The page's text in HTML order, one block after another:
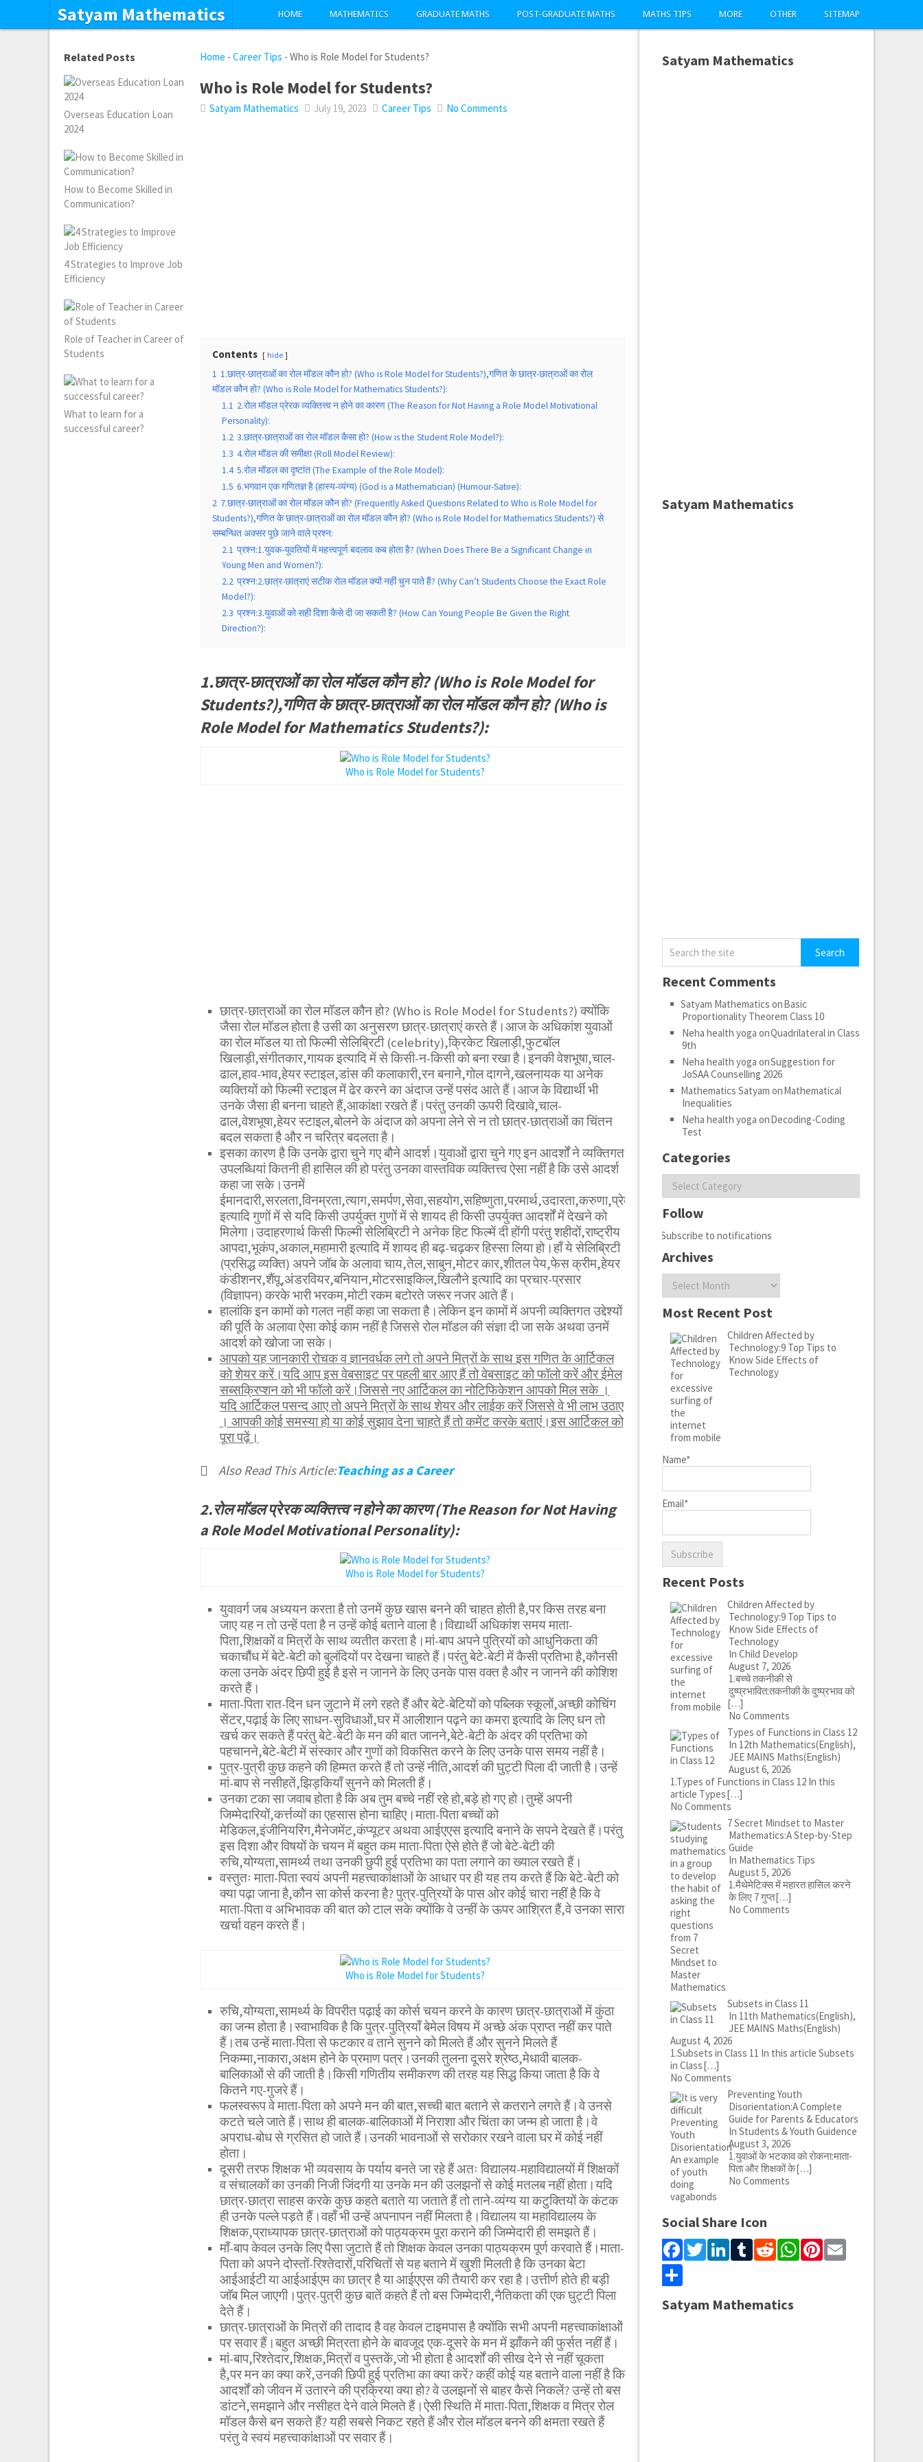
Satyam Mathematics HOME MATHEMATICS GRADUATE MATHS POST-GRADUATE MATHS MATHS TIPS MORE OTHER SITEMAP
Home -Career Tips -Who is Role Model for Students?
Who is Role Model for Students?
Satyam Mathematics July 19, 2023 Career Tips No Comments
Contents hide
1 1.छात्र-छात्राओं का रोल मॉडल कौन हो? (Who is Role Model for Students?),गणित के छात्र-छात्राओं का रोल
मॉडल कौन हो? (Who is Role Model for Mathematics Students?):
1.1 2.रोल माॅडल प्रेरक व्यक्तित्त्व न होने का कारण (The Reason for Not Having a Role Model Motivational
Personality):
1.2 3.छात्र-छात्राओं का रोल मॉडल कैसा हो? (How is the Student Role Model?):
1.3 4.रोल मॉडल की समीक्षा (Roll Model Review):
1.4 5.रोल मॉडल का दृष्टांत (The Example of the Role Model):
1.5 6.भगवान एक गणितज्ञ है (हास्य-व्यंग्य) (God is a Mathematician) (Humour-Satire):
2 7.छात्र-छात्राओं का रोल मॉडल कौन हो? (Frequently Asked Questions Related to Who is Role Model for
Students?),गणित के छात्र-छात्राओं का रोल मॉडल कौन हो? (Who is Role Model for Mathematics Students?) से
सम्बन्धित अक्सर पूछे जाने वाले प्रश्न:
2.1 प्रश्न:1.युवक-युवतियों में महत्त्वपूर्ण बदलाव कब होता है? (When Does There Be a Significant Change in
Young Men and Women?):
2.2 प्रश्न:2.छात्र-छात्राएं सटीक रोल मॉडल क्यों नहीं चुन पाते हैं? (Why Can’t Students Choose the Exact Role
Model?):
2.3 प्रश्न:3.युवाओं को सही दिशा कैसे दी जा सकती है? (How Can Young People Be Given the Right
Direction?):
1.छात्र-छात्राओं का रोल मॉडल कौन हो? (Who is Role Model for
Students?),गणित के छात्र-छात्राओं का रोल मॉडल कौन हो? (Who is
Role Model for Mathematics Students?):
Who is Role Model for Students?
छात्र-छात्राओं का रोल मॉडल कौन हो? (Who is Role Model for Students?) क्योंकि
जैसा रोल मॉडल होता है उसी का अनुसरण छात्र-छात्राएं करते हैं।आज के अधिकांश युवाओं
का रोल मॉडल या तो फिल्मी सेलिब्रिटी (celebrity),क्रिकेट खिलाड़ी,फुटबॉल
खिलाड़ी,संगीतकार,गायक इत्यादि में से किसी-न-किसी को बना रखा है।इनकी वेशभूषा,चाल-
ढाल,हाव-भाव,हेयर स्टाइल,डांस की कलाकारी,रन बनाने,गोल दागने,खलनायक या अनेक
व्यक्तियों को फिल्मी स्टाइल में ढेर करने का अंदाज उन्हें पसंद आते हैं।आज के विद्यार्थी भी
उनके जैसा ही बनना चाहते हैं,आकांक्षा रखते हैं।परंतु उनकी ऊपरी दिखावे,चाल-
ढाल,वेशभूषा,हेयर स्टाइल,बोलने के अंदाज को अपना लेने से न तो छात्र-छात्राओं का चिंतन
बदल सकता है और न चरित्र बदलता है।
इसका कारण है कि उनके द्वारा चुने गए बौने आदर्श।युवाओं द्वारा चुने गए इन आदर्शों ने व्यक्तिगत
उपलब्धियां कितनी ही हासिल की हो परंतु उनका वास्तविक व्यक्तित्त्व ऐसा नहीं है कि उसे आदर्श
कहा जा सके।उनमें
ईमानदारी,सरलता,विनम्रता,त्याग,समर्पण,सेवा,सहयोग,सहिष्णुता,परमार्थ,उदारता,करुणा,प्रेम,दया
इत्यादि गुणों में से यदि किसी उपर्युक्त गुणों में से शायद ही किसी उपर्युक्त आदर्शों में देखने को
मिलेगा।उदाहरणार्थ किसी फिल्मी सेलिब्रिटी ने अनेक हिट फिल्में दी होंगी परंतु शहीदों,राष्ट्रीय
आपदा,भूकंप,अकाल,महामारी इत्यादि में शायद ही बढ़-चढ़कर हिस्सा लिया हो।हाँ ये सेलिब्रिटी
(प्रसिद्ध व्यक्ति) अपने जॉब के अलावा चाय,तेल,साबुन,मोटर कार,शीतल पेय,फेस क्रीम,हेयर
कंडीशनर,शैंपू,अंडरवियर,बनियान,मोटरसाइकिल,खिलौने इत्यादि का प्रचार-प्रसार
(विज्ञापन) करके भारी भरकम,मोटी रकम बटोरते जरूर नजर आते हैं।
हालांकि इन कामों को गलत नहीं कहा जा सकता है।लेकिन इन कामों में अपनी व्यक्तिगत उद्देश्यों
की पूर्ति के अलावा ऐसा कोई काम नहीं है जिससे रोल मॉडल की संज्ञा दी जा सके अथवा उनमें
आदर्श को खोजा जा सके।
आपको यह जानकारी रोचक व ज्ञानवर्धक लगे तो अपने मित्रों के साथ इस गणित के आर्टिकल
को शेयर करें।यदि आप इस वेबसाइट पर पहली बार आए हैं तो वेबसाइट को फॉलो करें और ईमेल
सब्सक्रिप्शन को भी फॉलो करें।जिससे नए आर्टिकल का नोटिफिकेशन आपको मिल सके ।
यदि आर्टिकल पसन्द आए तो अपने मित्रों के साथ शेयर और लाईक करें जिससे वे भी लाभ उठाए
। आपकी कोई समस्या हो या कोई सुझाव देना चाहते हैं तो कमेंट करके बताएं।इस आर्टिकल को
पूरा पढ़ें।
Also Read This Article:Teaching as a Career
2.रोल माॅडल प्रेरक व्यक्तित्त्व न होने का कारण (The Reason for Not Having
a Role Model Motivational Personality):
Who is Role Model for Students?
युवावर्ग जब अध्ययन करता है तो उनमें कुछ खास बनने की चाहत होती है,पर किस तरह बना
जाए यह न तो उन्हें पता है न उन्हें कोई बताने वाला है।विद्यार्थी अधिकांश समय माता-
पिता,शिक्षकों व मित्रों के साथ व्यतीत करता है।मां-बाप अपने पुत्रियों को आधुनिकता की
चकाचौंध में बेटे-बेटी को बुलंदियों पर देखना चाहते हैं।परंतु बेटे-बेटी में कैसी प्रतिभा है,कौनसी
कला उनके अंदर छिपी हुई है इसे न जानने के लिए उनके पास वक्त है और न जानने की कोशिश
करते हैं।
माता-पिता रात-दिन धन जुटाने में लगे रहते हैं और बेटे-बेटियों को पब्लिक स्कूलों,अच्छी कोचिंग
सेंटर,पढ़ाई के लिए साधन-सुविधाओं,घर में आलीशान पढ़ने का कमरा इत्यादि के लिए धन तो
खर्च कर सकते हैं परंतु बेटे-बेटी के मन की बात जानने,बेटे-बेटी के अंदर की प्रतिभा को
पहचानने,बेटे-बेटी में संस्कार और गुणों को विकसित करने के लिए उनके पास समय नहीं है।
पुत्र-पुत्री कुछ कहने की हिम्मत करते हैं तो उन्हें नीति,आदर्श की घुट्टी पिला दी जाती है।उन्हें
मां-बाप से नसीहतें,झिड़कियाँ सुनने को मिलती हैं।
उनका टका सा जवाब होता है कि अब तुम बच्चे नहीं रहे हो,बड़े हो गए हो।तुम्हें अपनी
जिम्मेदारियों,कर्त्तव्यों का एहसास होना चाहिए।माता-पिता बच्चों को
मेडिकल,इंजीनियरिंग,मैनेजमेंट,कंप्यूटर अथवा आईएएस इत्यादि बनाने के सपने देखते हैं।परंतु
इस दिशा और विषयों के चयन में बहुत कम माता-पिता ऐसे होते हैं जो बेटे-बेटी की
रुचि,योग्यता,सामर्थ्य तथा उनकी छुपी हुई प्रतिभा का पता लगाने का ख्याल रखते हैं।
वस्तुतः माता-पिता स्वयं अपनी महत्त्वाकांक्षाओं के आधार पर ही यह तय करते हैं कि बेटे-बेटी को
क्या पढ़ा जाना है,कौन सा कोर्स करना है? पुत्र-पुत्रियों के पास ओर कोई चारा नहीं है कि वे
माता-पिता व अभिभावक की बात को टाल सके क्योंकि वे उन्हीं के ऊपर आश्रित हैं,वे उनका सारा
खर्चा वहन करते हैं।
Who is Role Model for Students?
रुचि,योग्यता,सामर्थ्य के विपरीत पढ़ाई का कोर्स चयन करने के कारण छात्र-छात्राओं में कुंठा
का जन्म होता है।स्वाभाविक है कि पुत्र-पुत्रियाँ बेमेल विषय में अच्छे अंक प्राप्त नहीं कर पाते
हैं।तब उन्हें माता-पिता से फटकार व ताने सुनने को मिलते हैं और सुनने मिलते हैं
निकम्मा,नाकारा,अक्षम होने के प्रमाण पत्र।उनकी तुलना दूसरे श्रेष्ठ,मेधावी बालक-
बालिकाओं से की जाती है।किसी गणितीय समीकरण की तरह यह सिद्ध किया जाता है कि वे
कितने गए-गुजरे हैं।
फलस्वरूप वे माता-पिता को अपने मन की बात,सच्ची बात बताने से कतराने लगते हैं।वे उनसे
कटते चले जाते हैं।साथ ही बालक-बालिकाओं में निराशा और चिंता का जन्म हो जाता है।वे
अपराध-बोध से ग्रसित हो जाते हैं।उनकी भावनाओं से सरोकार रखने वाला घर में कोई नहीं
होता।
दूसरी तरफ शिक्षक भी व्यवसाय के पर्याय बनते जा रहे हैं अतः विद्यालय-महाविद्यालयों में शिक्षकों
व संचालकों का उनकी निजी जिंदगी या उनके मन की उलझनों से कोई मतलब नहीं होता।यदि
छात्र-छात्रा साहस करके कुछ कहते बताते या जताते हैं तो ताने-व्यंग्य या कटुक्तियों के कंटक
ही उनके पल्ले पड़ते हैं।वहाँ भी उन्हें अपनापन नहीं मिलता है।विद्यालय या महाविद्यालय के
शिक्षक,प्राध्यापक छात्र-छात्राओं को पाठ्यक्रम पूरा कराने की जिम्मेदारी ही समझते हैं।
माँ-बाप केवल उनके लिए पैसा जुटाते हैं तो शिक्षक केवल उनका पाठ्यक्रम पूर्ण करवाते हैं।माता-
पिता को अपने दोस्तों-रिश्तेदारों,परिचितों से यह बताने में खुशी मिलती है कि उनका बेटा
आईआईटी या आईआईएम का छात्र है या आईएएस की तैयारी कर रहा है।उत्तीर्ण होते ही बड़ी
जाॅब मिल जाएगी।पुत्र-पुत्री कुछ बातें कहते हैं तो बस जिम्मेदारी,नैतिकता की एक घुट्टी पिला
देते हैं।
छात्र-छात्राओं के मित्रों की तादाद है वह केवल टाइमपास है क्योंकि सभी अपनी महत्त्वाकांक्षाओं
पर सवार हैं।बहुत अच्छी मित्रता होने के बावजूद एक-दूसरे के मन में झाँकने की फुर्सत नहीं हैं।
मां-बाप,रिश्तेदार,शिक्षक,मित्रों व पुस्तकें,जो भी होता है आदर्शों की सीख देने से नहीं चूकता
है,पर मन का क्या करें,उनकी छिपी हुई प्रतिभा का क्या करें? कहीं कोई यह बताने वाला नहीं है कि
आदर्शों को जीवन में उतारने की प्रक्रिया क्या हो? वे उलझनों से बाहर कैसे निकलें? उन्हें तो बस
डांटने,समझाने और नसीहत देने वाले मिलते हैं।ऐसी स्थिति में माता-पिता,शिक्षक व मित्र रोल
मॉडल कैसे बन सकते हैं? यही सबसे निकट रहते हैं और रोल मॉडल बनने की क्षमता रखते हैं
परंतु वे स्वयं महत्त्वाकांक्षाओं पर सवार हैं।
Related Posts
Overseas Education Loan
2024
How to Become Skilled in
Communication?
4 Strategies to Improve Job
Efficiency
Role of Teacher in Career of
Students
What to learn for a
successful career?
Satyam Mathematics
Satyam Mathematics
Recent Comments
Satyam Mathematics onBasic
Proportionality Theorem Class 10
Neha health yoga onQuadrilateral in Class
9th
Neha health yoga onSuggestion for
JoSAA Counselling 2026
Mathematics Satyam onMathematical
Inequalities
Neha health yoga onDecoding-Coding
Test
Categories
Categories
Follow
Subscribe to notifications
Archives
Archives
Most Recent Post
Children Affected by
Technology:9 Top Tips to
Know Side Effects of
Technology
Name*
Email*
Recent Posts
Children Affected by
Technology:9 Top Tips to
Know Side Effects of
Technology
In Child Develop
August 7, 2026
1.बच्चे तकनीकी से
दुष्प्रभावित:तकनीकी के दुष्प्रभाव को
[…]
No Comments
Types of Functions in Class 12
In 12th Mathematics(English),
JEE MAINS Maths(English)
August 6, 2026
1.Types of Functions in Class 12 In this
article Types[…]
No Comments
7 Secret Mindset to Master
Mathematics:A Step-by-Step
Guide
In Mathematics Tips
August 5, 2026
1.मैथेमेटिक्स में महारत हासिल करने
के लिए 7 गुप्त[…]
No Comments
Subsets in Class 11
In 11th Mathematics(English),
JEE MAINS Maths(English)
August 4, 2026
1.Subsets in Class 11 In this article Subsets
in Class[…]
No Comments
Preventing Youth
Disorientation:A Complete
Guide for Parents & Educators
In Students & Youth Guidence
August 3, 2026
1.युवाओं के भटकाव को रोकना:माता-
पिता और शिक्षकों के[…]
No Comments
Social Share Icon
Facebook
Twitter
LinkedIn
Tumblr
Reddit
WhatsApp
Pinterest
Email
Share
Satyam Mathematics